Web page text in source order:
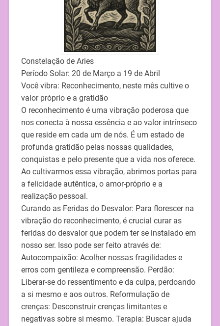
Constelação de Aries
Período Solar: 20 de Março a 19 de Abril
Você vibra: Reconhecimento, neste mês cultive o
valor próprio e a gratidão
O reconhecimento é uma vibração poderosa que
nos conecta à nossa essência e ao valor intrínseco
que reside em cada um de nós. É um estado de
profunda gratidão pelas nossas qualidades,
conquistas e pelo presente que a vida nos oferece.
Ao cultivarmos essa vibração, abrimos portas para
a felicidade autêntica, o amor-próprio e a
realização pessoal.
Curando as Feridas do Desvalor: Para florescer na
vibração do reconhecimento, é crucial curar as
feridas do desvalor que podem ter se instalado em
nosso ser. Isso pode ser feito através de:
Autocompaixão: Acolher nossas fragilidades e
erros com gentileza e compreensão. Perdão:
Liberar-se do ressentimento e da culpa, perdoando
a si mesmo e aos outros. Reformulação de
crenças: Desconstruir crenças limitantes e
negativas sobre si mesmo. Terapia: Buscar ajuda